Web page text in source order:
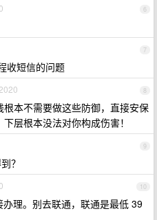
6
7
收短信的问题
8
本不需要做这些防御，直接安保
层根本没法对你构成伤害！
9
？
10
理。别去联通，联通是最低 39